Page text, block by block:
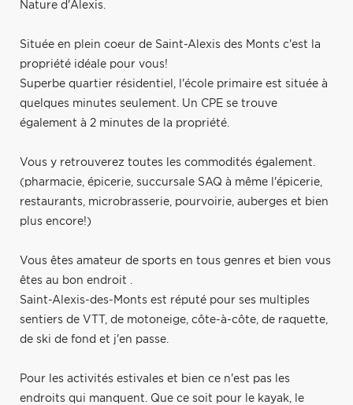
Nature d'Alexis.
Située en plein coeur de Saint-Alexis des Monts c'est la
propriété idéale pour vous!
Superbe quartier résidentiel, l'école primaire est située à
quelques minutes seulement. Un CPE se trouve
également à 2 minutes de la propriété.
Vous y retrouverez toutes les commodités également.
(pharmacie, épicerie, succursale SAQ à même l'épicerie,
restaurants, microbrasserie, pourvoirie, auberges et bien
plus encore!)
Vous êtes amateur de sports en tous genres et bien vous
êtes au bon endroit .
Saint-Alexis-des-Monts est réputé pour ses multiples
sentiers de VTT, de motoneige, côte-à-côte, de raquette,
de ski de fond et j'en passe.
Pour les activités estivales et bien ce n'est pas les
endroits qui manquent. Que ce soit pour le kayak, le